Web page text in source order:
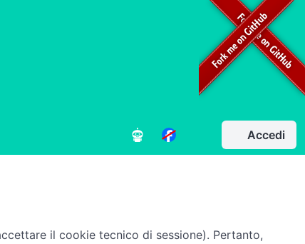
Accedi
il cookie tecnico di sessione). Pertanto,